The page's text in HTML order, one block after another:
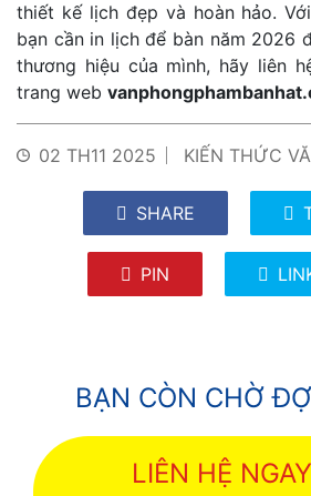
thiết kế lịch đẹp và hoàn hảo.
bạn cần in lịch để bàn năm 2026
thương hiệu của mình, hãy liên
trang web
02 TH11 2025 KIẾN THỨC
SHARE
PIN
BẠN CÒN CHỜ
LIÊN HỆ